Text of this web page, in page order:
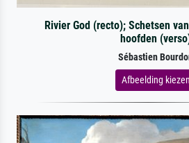
Rivier God (recto); Schetsen
hoofden
Sébastien
Afbeelding kiezen